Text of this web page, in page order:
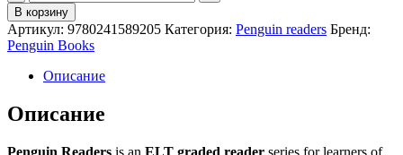
В корзину
Артикул: 9780241589205 Категория: Penguin readers Бренд:
Penguin Books
Описание
Описание